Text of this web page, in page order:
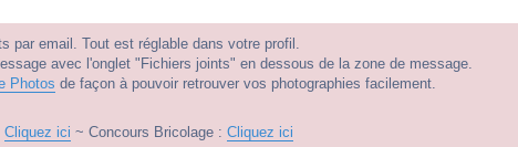
par email. Tout est réglable dans votre profil.
avec l'onglet "Fichiers joints" en dessous de la zone de message.
Photos de façon à pouvoir retrouver vos photographies facilement.
Cliquez ici ~ Concours Bricolage : Cliquez ici